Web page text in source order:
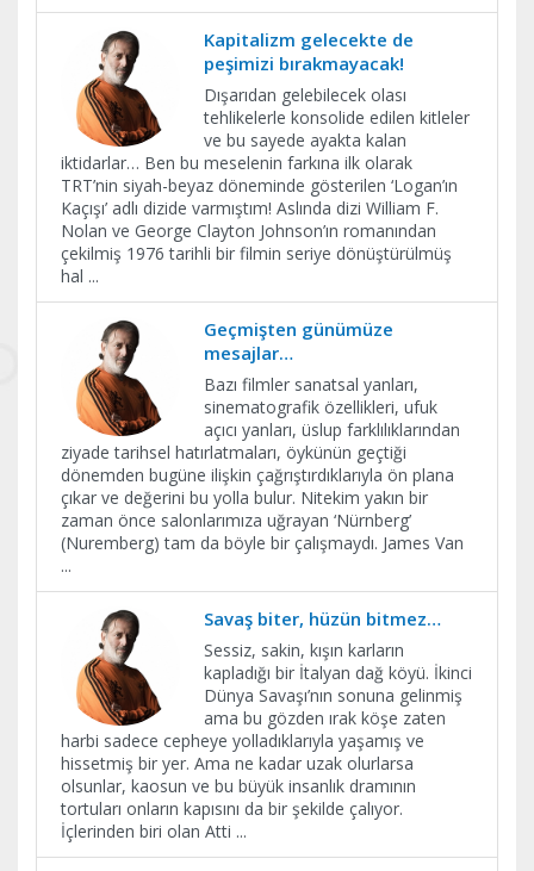
Kapitalizm gelecekte de
peşimizi bırakmayacak!
Dışarıdan gelebilecek olası
tehlikelerle konsolide edilen kitleler
ve bu sayede ayakta kalan
iktidarlar… Ben bu meselenin farkına ilk olarak
TRT’nin siyah-beyaz döneminde gösterilen ‘Logan’ın
Kaçışı’ adlı dizide varmıştım! Aslında dizi William F.
Nolan ve George Clayton Johnson’ın romanından
çekilmiş 1976 tarihli bir filmin seriye dönüştürülmüş
hal ...
Geçmişten günümüze
mesajlar…
Bazı filmler sanatsal yanları,
sinematografik özellikleri, ufuk
açıcı yanları, üslup farklılıklarından
ziyade tarihsel hatırlatmaları, öykünün geçtiği
dönemden bugüne ilişkin çağrıştırdıklarıyla ön plana
çıkar ve değerini bu yolla bulur. Nitekim yakın bir
zaman önce salonlarımıza uğrayan ‘Nürnberg’
(Nuremberg) tam da böyle bir çalışmaydı. James Van
...
Savaş biter, hüzün bitmez…
Sessiz, sakin, kışın karların
kapladığı bir İtalyan dağ köyü. İkinci
Dünya Savaşı’nın sonuna gelinmiş
ama bu gözden ırak köşe zaten
harbi sadece cepheye yolladıklarıyla yaşamış ve
hissetmiş bir yer. Ama ne kadar uzak olurlarsa
olsunlar, kaosun ve bu büyük insanlık dramının
tortuları onların kapısını da bir şekilde çalıyor.
İçlerinden biri olan Atti ...